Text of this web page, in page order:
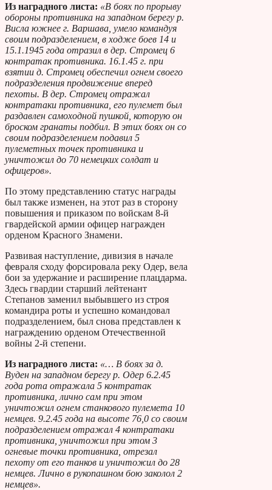
Из наградного листа: «В боях по прорыву
обороны противника на западном берегу р.
Висла южнее г. Варшава, умело командуя
своим подразделением, в ходже боев 14 и
15.1.1945 года отразил в дер. Стромец 6
контратак противника. 16.1.45 г. при
взятии д. Стромец обеспечил огнем своего
подразделения продвижение вперед
пехоты. В дер. Стромец отражал
контратаки противника, его пулемет был
раздавлен самоходной пушкой, которую он
броском гранаты подбил. В этих боях он со
своим подразделением подавил 5
пулеметных точек противника и
уничтожил до 70 немецких солдат и
офицеров».
По этому представлению статус награды
был также изменен, на этот раз в сторону
повышения и приказом по войскам 8-й
гвардейской армии офицер награжден
орденом Красного Знамени.
Развивая наступление, дивизия в начале
февраля сходу форсировала реку Одер, вела
бои за удержание и расширение плацдарма.
Здесь гвардии старший лейтенант
Степанов заменил выбывшего из строя
командира роты и успешно командовал
подразделением, был снова представлен к
награждению орденом Отечественной
войны 2-й степени.
Из наградного листа: «… В боях за д.
Вуден на западном берегу р. Одер 6.2.45
года рота отражала 5 контратак
противника, лично сам при этом
уничтожил огнем станкового пулемета 10
немцев. 9.2.45 года на высоте 76,0 со своим
подразделением отражал 4 контратаки
противника, уничтожил при этом 3
огневые точки противника, отрезал
пехоту от его танков и уничтожил до 28
немцев. Лично в рукопашном бою заколол 2
немцев».